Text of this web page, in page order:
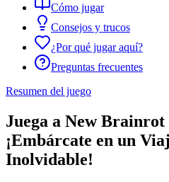
Cómo jugar
Consejos y trucos
¿Por qué jugar aquí?
Preguntas frecuentes
Resumen del juego
Juega a New
¡Embárcate en un
Inolvidable!